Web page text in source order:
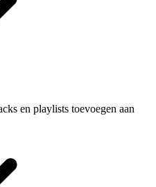
en playlists toevoegen aan